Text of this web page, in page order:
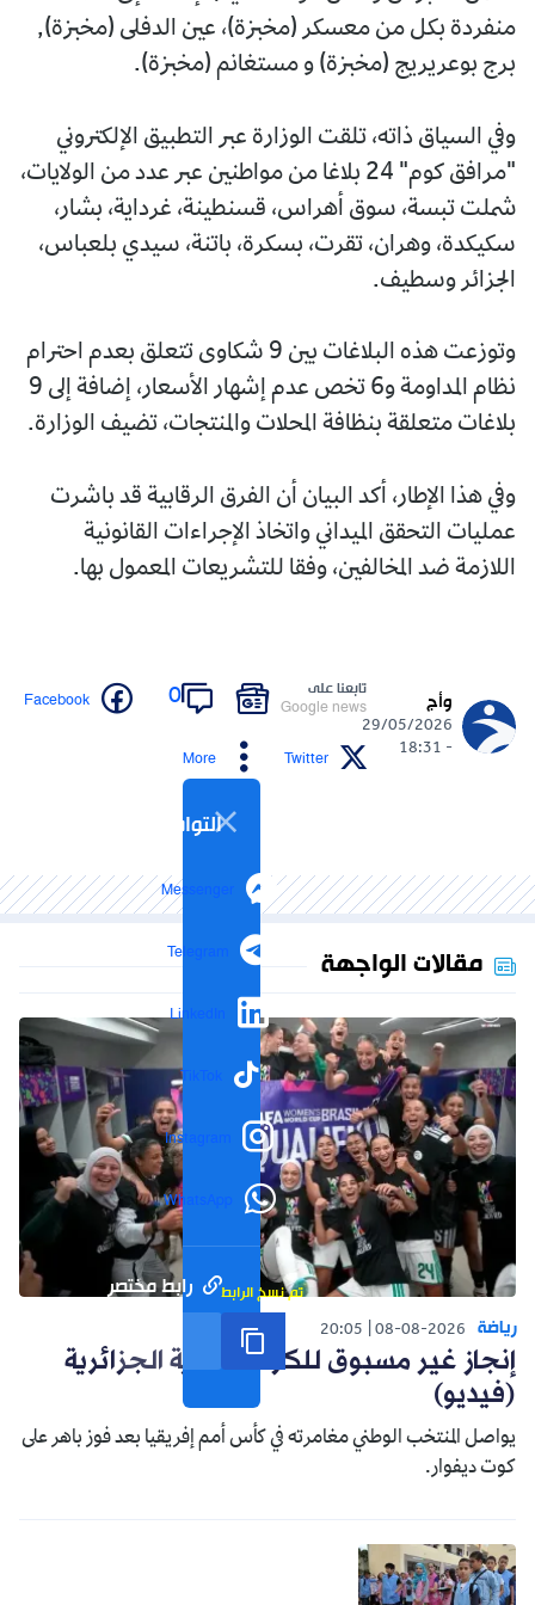
منفردة بكل من معسكر (مخبزة)، عين الدفلى (مخبزة),
برج بوعريريج (مخبزة) و مستغانم (مخبزة).
وفي السياق ذاته، تلقت الوزارة عبر التطبيق الإلكتروني
"مرافق كوم" 24 بلاغا من مواطنين عبر عدد من الولايات،
شملت تبسة، سوق أهراس، قسنطينة، غرداية، بشار،
سكيكدة، وهران، تقرت، بسكرة، باتنة، سيدي بلعباس،
الجزائر وسطيف.
وتوزعت هذه البلاغات بين 9 شكاوى تتعلق بعدم احترام
نظام المداومة و6 تخص عدم إشهار الأسعار، إضافة إلى 9
بلاغات متعلقة بنظافة المحلات والمنتجات، تضيف الوزارة.
وفي هذا الإطار، أكد البيان أن الفرق الرقابية قد باشرت
عمليات التحقق الميداني واتخاذ الإجراءات القانونية
اللازمة ضد المخالفين، وفقا للتشريعات المعمول بها.
وأج
29/05/2026
- 18:31
تابعنا على
Google news
0
Facebook
Twitter
More
التواصل الاجتماعي
Messenger
Telegram
LinkedIn
TikTok
Instagram
WhatsApp
رابط مختصر تم نسخ الرابط
مقالات الواجهة
رياضة 08-08-2026
20:05
إنجاز غير مسبوق للكرة النسوية الجزائرية
(فيديو)
يواصل المنتخب الوطني مغامرته في كأس أمم إفريقيا بعد فوز باهر على
كوت ديفوار.